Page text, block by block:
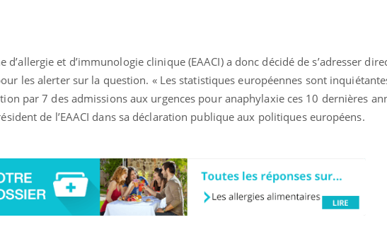
d’allergie et d’immunologie clinique (EAACI) a donc décidé de s’adresser
les alerter sur la question. « Les statistiques européennes sont
par 7 des admissions aux urgences pour anaphylaxie ces 10 dernières
de l’EAACI dans sa déclaration publique aux politiques européens.
c'est
Fatigue, irritabilité, brouillard mental ou
même alopécie… Les symptômes de la
carence en fer sont multiples ce qui la rend
...
En 2026, l'insuline dans le
patients comme parfois